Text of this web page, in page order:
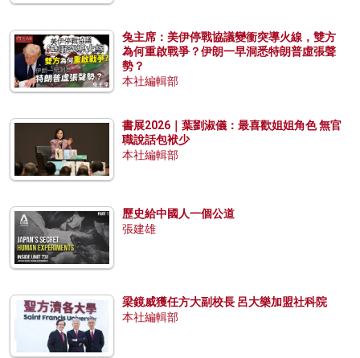
兔主席：美伊停戰協議變衝突導火線，雙方
為何重啟戰爭？伊朗一早洞悉特朗普虛張聲
勢？
本社編輯部
書展2026｜葉劉淑儀：最喜歡姐姐角色 無官
職說話包袱少
本社編輯部
歷史給中國人一個公道
張建雄
梁鏡威獲任方大副校長 呂大樂加盟社科院
本社編輯部